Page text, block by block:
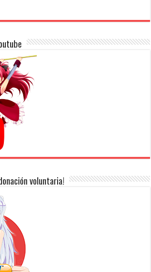
voluntaria!